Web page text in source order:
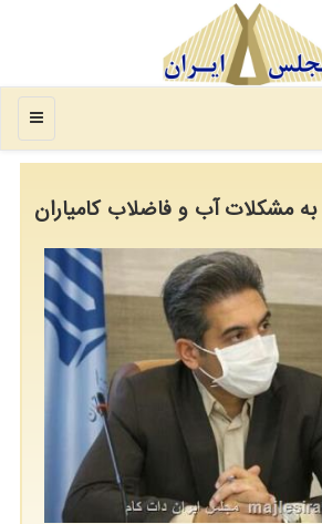
منو
مشكلات آب و فاضلاب كامیاران